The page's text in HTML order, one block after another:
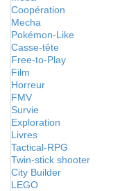
Coopération
Mecha
Pokémon-Like
Casse-tête
Free-to-Play
Film
Horreur
FMV
Survie
Exploration
Livres
Tactical-RPG
Twin-stick shooter
City Builder
LEGO